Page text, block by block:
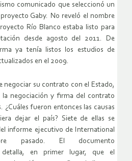
comunicado que seleccionó un
Gaby. No reveló el nombre
Río Blanco estaba listo para
desde agosto del 2011. De
ya tenía listos los estudios de
en el 2009.
negociar su contrato con el Estado,
la negociación y firma del contrato
¿Cuáles fueron entonces las causas
dejar el país? Siete de ellas se
informe ejecutivo de International
pasado. El documento
detalla, en primer lugar, que el